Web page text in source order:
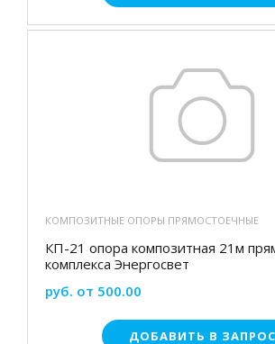
КОМПОЗИТНЫЕ ОПОРЫ ПРЯМОСТОЕЧНЫЕ
КП-21 опора композитная 21м
комплекса Энергосвет
руб. от 500.00
ДОБАВИТЬ В ЗАПРОС